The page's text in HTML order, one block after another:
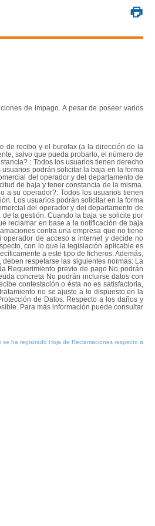
de impago. A pesar de poseer varios
de recibo y el burofax (a la dirección de la
salvo que pueda probarlo, el número de
: Todos los usuarios tienen derecho
podrán solicitar la baja en la forma
del operador y del departamento de
de baja y tener constancia de la misma.
a su operador?: Todos los usuarios tienen
Los usuarios podrán solicitar en la forma
del operador y del departamento de
la gestión. Cuando la baja se solicite por
reclamar en base a la notificación de baja
contra una empresa que no tiene
operador de acceso a internet y decide no
con lo que la legislación aplicable es
a este tipo de ficheros. Además,
respetarse las siguientes normas: La
Requerimiento previo de pago No podrán
concreta No podrán incluirse datos con
contestación o ésta no es satisfactoria,
no se ajuste a lo dispuesto en la
de Datos. Respecto a los daños y
Para más información puede consultar
ha registrado Hoja de Reclamaciones respecto a